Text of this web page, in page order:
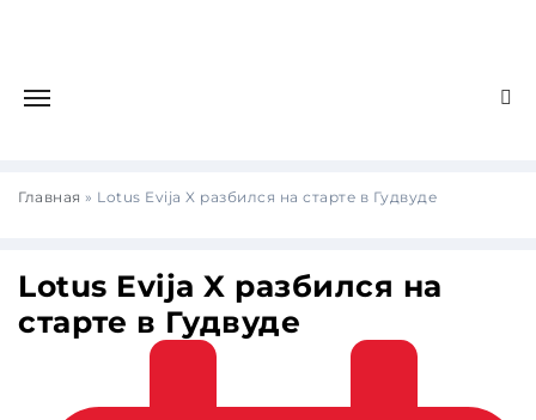
Главная » Lotus Evija X разбился на старте в Гудвуде
Lotus Evija X разбился на
старте в Гудвуде